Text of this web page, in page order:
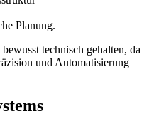
Planung.
technisch gehalten, da
und Automatisierung